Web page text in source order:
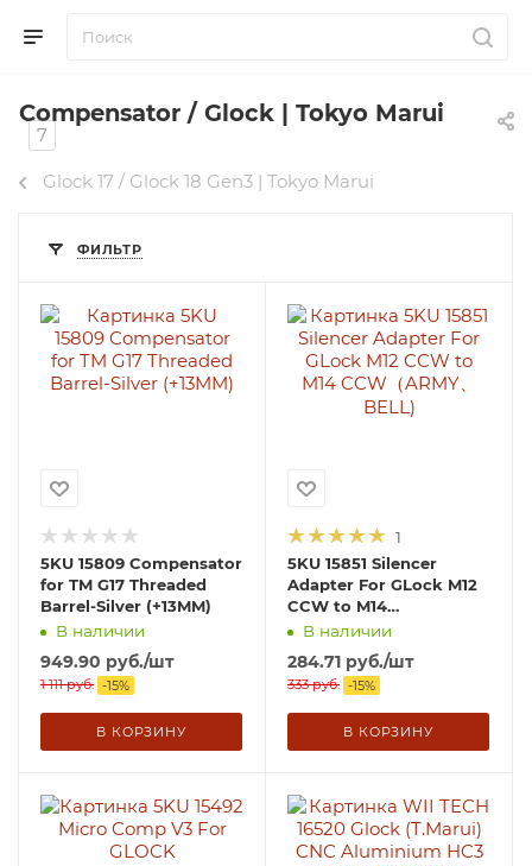
Compensator / Glock | Tokyo Marui
7
Glock 17 / Glock 18 Gen3 | Tokyo Marui
ФИЛЬТР
5KU 15809 Compensator
for TM G17 Threaded
Barrel-Silver (+13MM)
В наличии
949.90 руб./шт
1 111руб. -15%
В КОРЗИНУ
1
5KU 15851 Silencer
Adapter For GLock M12
CCW to M14
CCW（ARMY、BELL)
В наличии
284.71 руб./шт
333руб. -15%
В КОРЗИНУ